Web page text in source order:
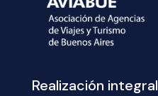
Realización integral